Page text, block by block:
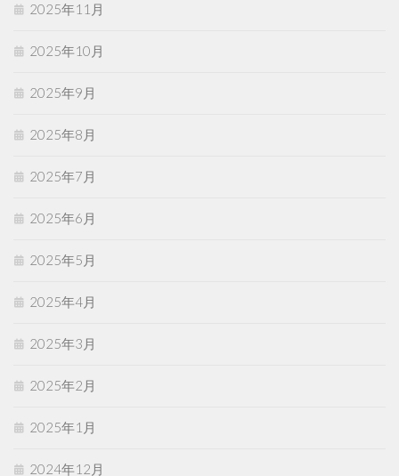
2025年11月
2025年10月
2025年9月
2025年8月
2025年7月
2025年6月
2025年5月
2025年4月
2025年3月
2025年2月
2025年1月
2024年12月